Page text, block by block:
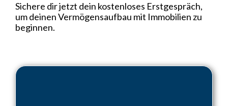
Sichere dir jetzt dein kostenloses Erstgespräch,
um deinen Vermögensaufbau mit Immobilien zu
beginnen.